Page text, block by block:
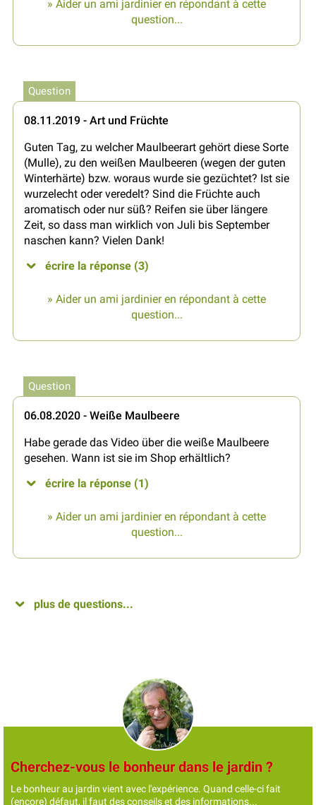
» Aider un ami jardinier en répondant à cette
question...
Question
08.11.2019 - Art und Früchte
Guten Tag, zu welcher Maulbeerart gehört diese Sorte
(Mulle), zu den weißen Maulbeeren (wegen der guten
Winterhärte) bzw. woraus wurde sie gezüchtet? Ist sie
wurzelecht oder veredelt? Sind die Früchte auch
aromatisch oder nur süß? Reifen sie über längere
Zeit, so dass man wirklich von Juli bis September
naschen kann? Vielen Dank!
écrire la réponse (3)
» Aider un ami jardinier en répondant à cette
question...
Question
06.08.2020 - Weiße Maulbeere
Habe gerade das Video über die weiße Maulbeere
gesehen. Wann ist sie im Shop erhältlich?
écrire la réponse (1)
» Aider un ami jardinier en répondant à cette
question...
plus de questions...
Cherchez-vous le bonheur dans le jardin ?
Le bonheur au jardin vient avec l'expérience. Quand celle-ci fait
(encore) défaut, il faut des conseils et des informations...